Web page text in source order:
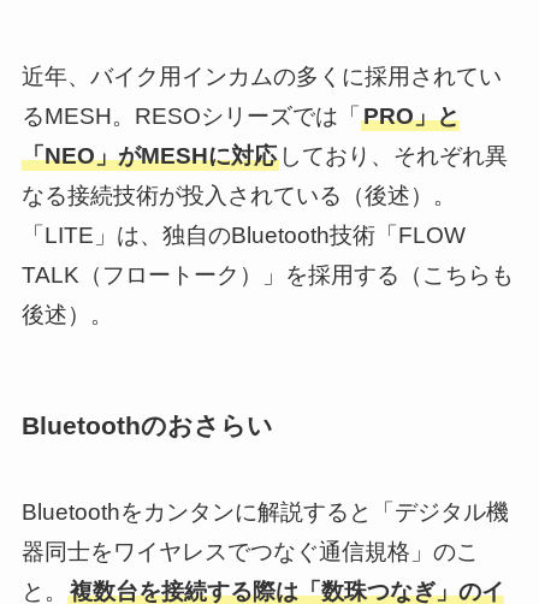
近年、バイク用インカムの多くに採用されてい
るMESH。RESOシリーズでは「PRO」と
「NEO」がMESHに対応しており、それぞれ異
なる接続技術が投入されている（後述）。
「LITE」は、独自のBluetooth技術「FLOW
TALK（フロートーク）」を採用する（こちらも
後述）。
Bluetoothのおさらい
Bluetoothをカンタンに解説すると「デジタル機
器同士をワイヤレスでつなぐ通信規格」のこ
と。 複数台を接続する際は「数珠つなぎ」のイ